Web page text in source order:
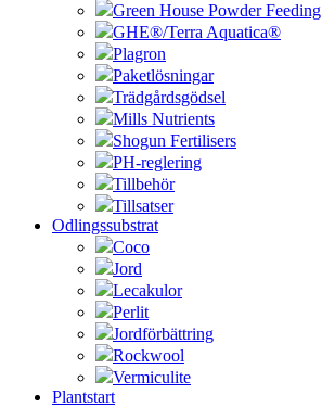
Green House Powder Feeding
GHE®/Terra Aquatica®
Plagron
Paketlösningar
Trädgårdsgödsel
Mills Nutrients
Shogun Fertilisers
PH-reglering
Tillbehör
Tillsatser
Odlingssubstrat
Coco
Jord
Lecakulor
Perlit
Jordförbättring
Rockwool
Vermiculite
Plantstart